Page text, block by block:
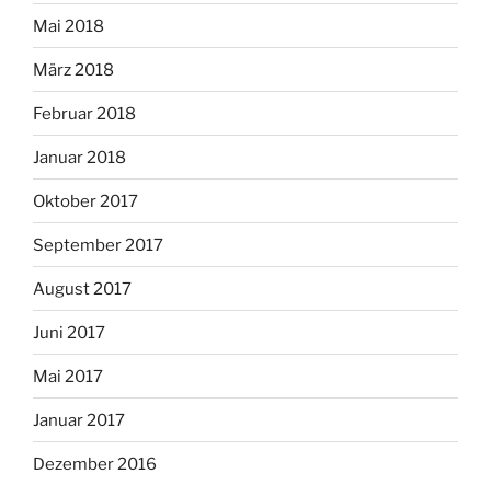
Mai 2018
März 2018
Februar 2018
Januar 2018
Oktober 2017
September 2017
August 2017
Juni 2017
Mai 2017
Januar 2017
Dezember 2016